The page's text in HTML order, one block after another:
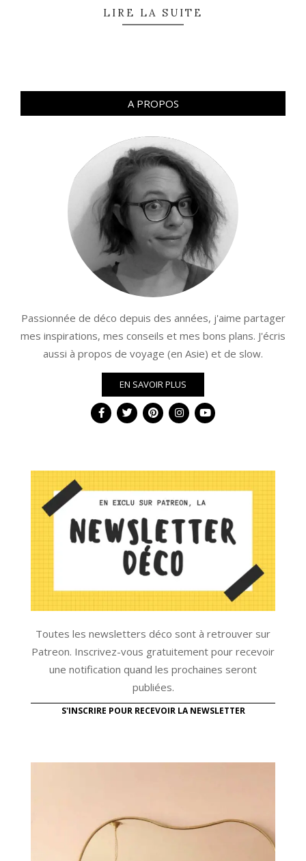
LIRE LA SUITE
A PROPOS
Passionnée de déco depuis des années, j'aime partager
mes inspirations, mes conseils et mes bons plans. J'écris
aussi à propos de voyage (en Asie) et de slow.
EN SAVOIR PLUS
Toutes les newsletters déco sont à retrouver sur
Patreon. Inscrivez-vous gratuitement pour recevoir
une notification quand les prochaines seront
publiées.
S'INSCRIRE POUR RECEVOIR LA NEWSLETTER